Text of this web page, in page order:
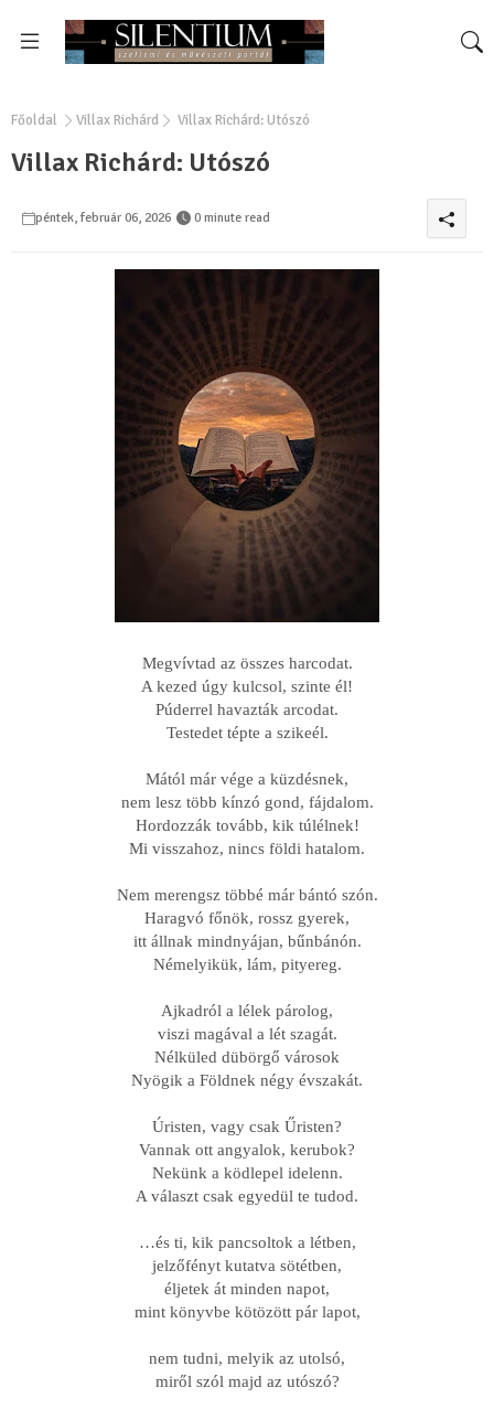
Főoldal Villax Richárd Villax Richárd: Utószó
Villax Richárd: Utószó
péntek, február 06, 2026 0 minute read
Megvívtad az összes harcodat.
A kezed úgy kulcsol, szinte él!
Púderrel havazták arcodat.
Testedet tépte a szikeél.
Mától már vége a küzdésnek,
nem lesz több kínzó gond, fájdalom.
Hordozzák tovább, kik túlélnek!
Mi visszahoz, nincs földi hatalom.
Nem merengsz többé már bántó szón.
Haragvó főnök, rossz gyerek,
itt állnak mindnyájan, bűnbánón.
Némelyikük, lám, pityereg.
Ajkadról a lélek párolog,
viszi magával a lét szagát.
Nélküled dübörgő városok
Nyögik a Földnek négy évszakát.
Úristen, vagy csak Űristen?
Vannak ott angyalok, kerubok?
Nekünk a ködlepel idelenn.
A választ csak egyedül te tudod.
…és ti, kik pancsoltok a létben,
jelzőfényt kutatva sötétben,
éljetek át minden napot,
mint könyvbe kötözött pár lapot,
nem tudni, melyik az utolsó,
miről szól majd az utószó?